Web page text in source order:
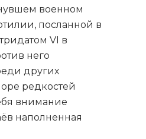
военном
посланной в
VI в
него
других
редкостей
внимание
наполненная